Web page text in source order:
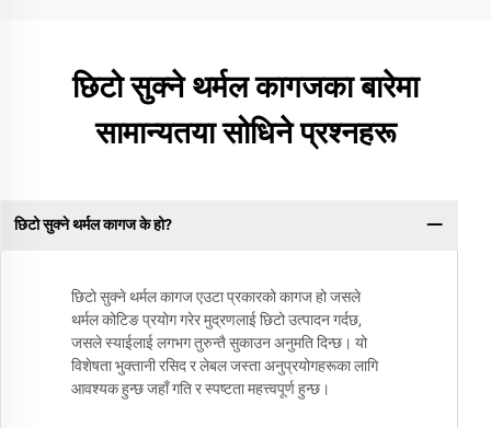
छिटो सुक्ने थर्मल कागजका बारेमा
सामान्यतया सोधिने प्रश्नहरू
छिटो सुक्ने थर्मल कागज के हो?
छिटो सुक्ने थर्मल कागज एउटा प्रकारको कागज हो जसले
थर्मल कोटिङ प्रयोग गरेर मुद्रणलाई छिटो उत्पादन गर्दछ,
जसले स्याईलाई लगभग तुरुन्तै सुकाउन अनुमति दिन्छ। यो
विशेषता भुक्तानी रसिद र लेबल जस्ता अनुप्रयोगहरूका लागि
आवश्यक हुन्छ जहाँ गति र स्पष्टता महत्त्वपूर्ण हुन्छ।